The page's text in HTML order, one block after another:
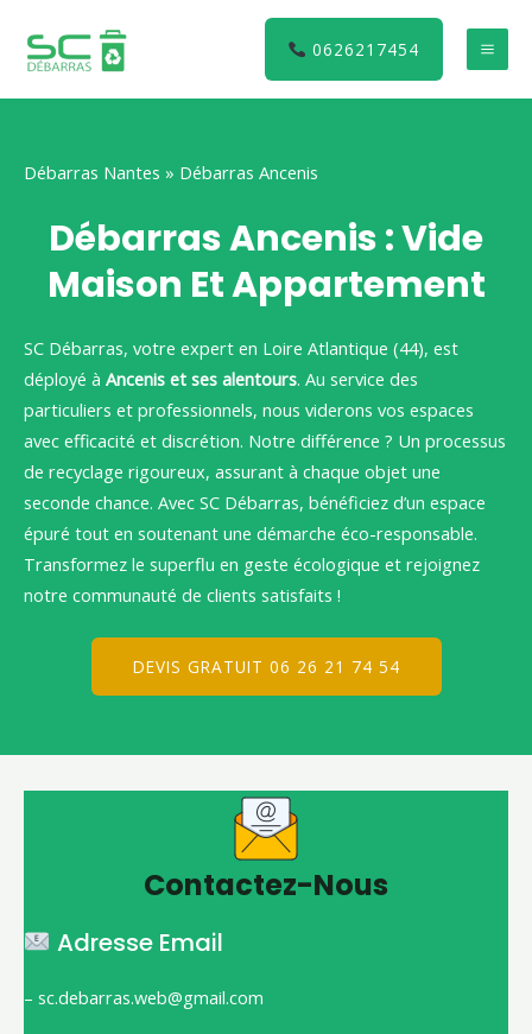
contenu
0626217454
Débarras Nantes » Débarras Ancenis
Débarras Ancenis : Vide
Maison Et Appartement
SC Débarras, votre expert en Loire Atlantique (44), est
déployé à Ancenis et ses alentours. Au service des
particuliers et professionnels, nous viderons vos espaces
avec efficacité et discrétion. Notre différence ? Un processus
de recyclage rigoureux, assurant à chaque objet une
seconde chance. Avec SC Débarras, bénéficiez d’un espace
épuré tout en soutenant une démarche éco-responsable.
Transformez le superflu en geste écologique et rejoignez
notre communauté de clients satisfaits !
DEVIS GRATUIT 06 26 21 74 54
Contactez-Nous
Adresse Email
– sc.debarras.web@gmail.com